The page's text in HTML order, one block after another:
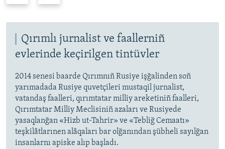
v
s
l
d
e
Qırımlı jurnalist ve faallerniñ
evlerinde keçirilgen tintüvler
2014 senesi baarde Qırımnıñ Rusiye işğalinden soñ
yarımadada Rusiye quvetçileri mustaqil jurnalist,
vatandaş faalleri, qırımtatar milliy areketiniñ faalleri,
Qırımtatar Milliy Meclisiniñ azaları ve Rusiyede
yasaqlanğan «Hizb ut-Tahrir» ve «Tebliğ Cemaatı»
teşkilâtlarınen alâqaları bar olğanından şübheli sayılğan
insanlarnı apiske alıp başladı.